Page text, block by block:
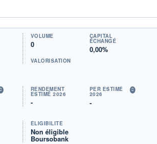
VOLUME
0
CAPITAL
ÉCHANGÉ
0,00%
VALORISATION
RENDEMENT
ESTIMÉ 2026
-
PER ESTIMÉ
2026
-
ÉLIGIBILITÉ
Non éligible
Boursobank